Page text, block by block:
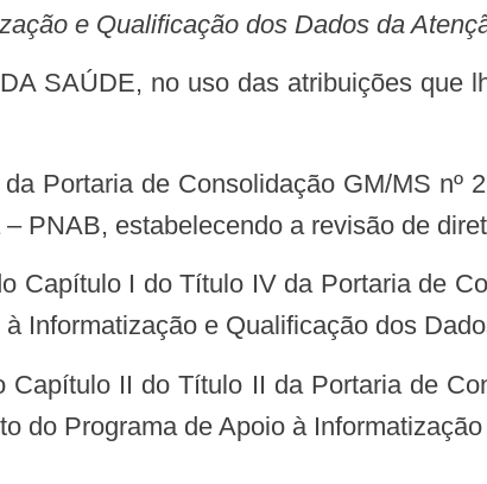
e Qualificação dos Dados da
PNAB, estabelecendo a revisão de
Informatização e Qualificação dos
do Programa de Apoio à